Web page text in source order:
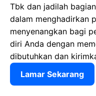
Tbk dan jadilah
dalam menghadirkan
menyenangkan bagi
diri Anda dengan
dibutuhkan dan
Lamar Sekarang